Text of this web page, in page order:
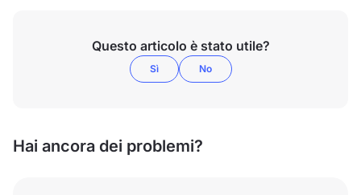
Questo articolo è stato utile?
Sì No
Hai ancora dei problemi?